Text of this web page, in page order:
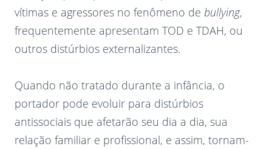
vítimas e agressores no fenômeno de bullying,
frequentemente apresentam TOD e TDAH, ou
outros distúrbios externalizantes.
Quando não tratado durante a infância, o
portador pode evoluir para distúrbios
antissociais que afetarão seu dia a dia, sua
relação familiar e profissional, e assim, tornam-